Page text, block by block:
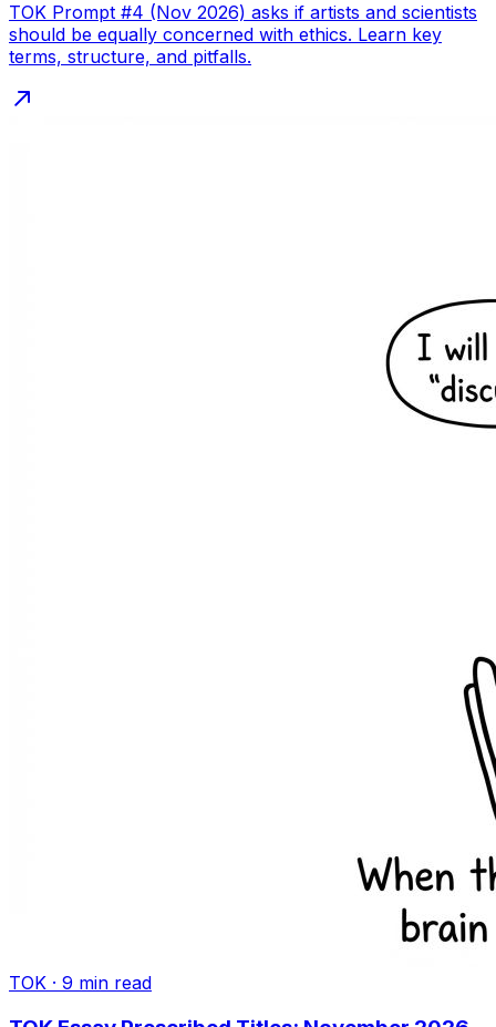
TOK Prompt #4 (Nov 2026) asks if artists and scientists
should be equally concerned with ethics. Learn key
terms, structure, and pitfalls.
TOK · 9 min read